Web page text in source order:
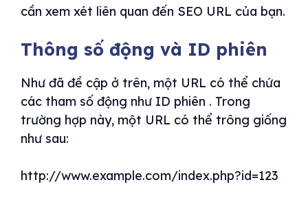
cần xem xét liên quan đến SEO URL của bạn.
Thông số động và ID phiên
Như đã đề cập ở trên, một URL có thể chứa
các tham số động như ID phiên . Trong
trường hợp này, một URL có thể trông giống
như sau:
http://www.example.com/index.php?id=123